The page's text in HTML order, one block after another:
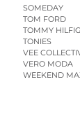
SOMEDAY
TOM FORD
TOMMY
TONIES
VEE
VERO MODA
WEEKEND